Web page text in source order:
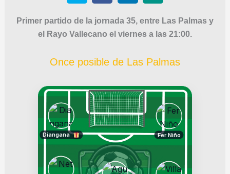
Primer partido de la jornada 35, entre Las Palmas y
el Rayo Vallecano el viernes a las 21:00.
Once posible de Las Palmas
Diangana Fer Niño